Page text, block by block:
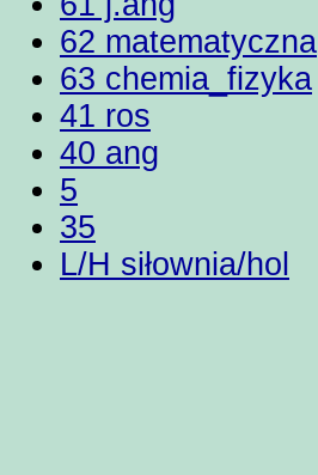
62 matematyczna
63 chemia_fizyka
41 ros
40 ang
5
35
L/H siłownia/hol